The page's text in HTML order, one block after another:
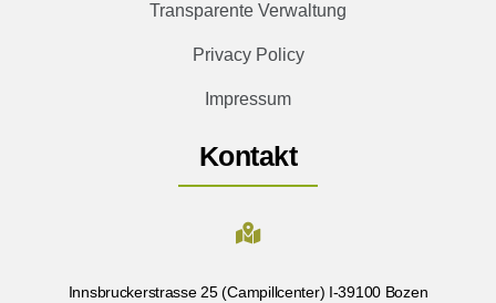
Transparente Verwaltung
Privacy Policy
Impressum
Kontakt
Innsbruckerstrasse 25 (Campillcenter) I-39100 Bozen